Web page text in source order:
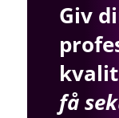
Giv
få